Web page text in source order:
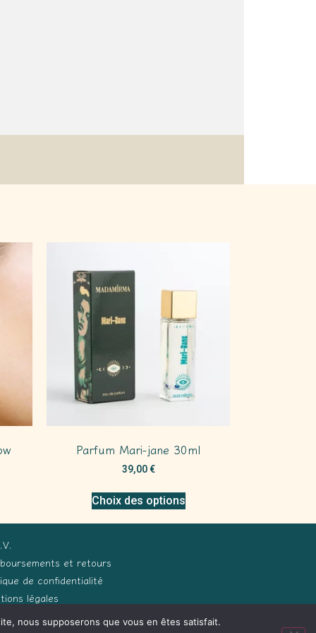
Parfum Mari-jane 30ml
39,00€
Choix des options
et retours
de confidentialité
légales
Process Développements
nous supposerons que vous en êtes satisfait.